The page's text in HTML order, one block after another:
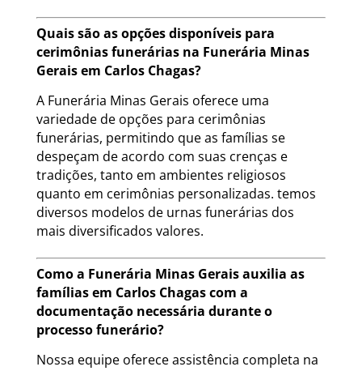
Quais são as opções disponíveis para
cerimônias funerárias na Funerária Minas
Gerais em Carlos Chagas?
A Funerária Minas Gerais oferece uma
variedade de opções para cerimônias
funerárias, permitindo que as famílias se
despeçam de acordo com suas crenças e
tradições, tanto em ambientes religiosos
quanto em cerimônias personalizadas. temos
diversos modelos de urnas funerárias dos
mais diversificados valores.
Como a Funerária Minas Gerais auxilia as
famílias em Carlos Chagas com a
documentação necessária durante o
processo funerário?
Nossa equipe oferece assistência completa na